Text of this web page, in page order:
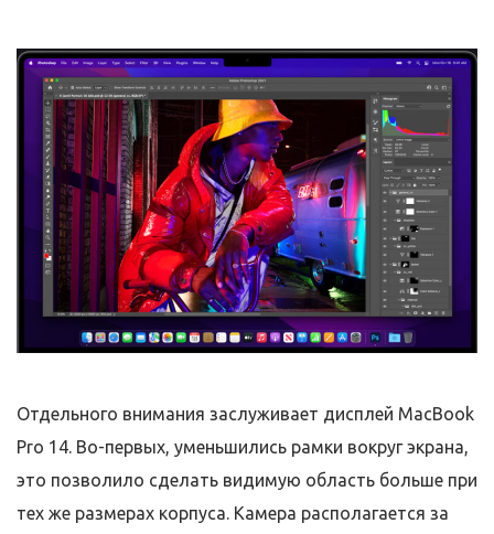
Отдельного внимания заслуживает дисплей MacBook
Pro 14. Во-первых, уменьшились рамки вокруг экрана,
это позволило сделать видимую область больше при
тех же размерах корпуса. Камера располагается за